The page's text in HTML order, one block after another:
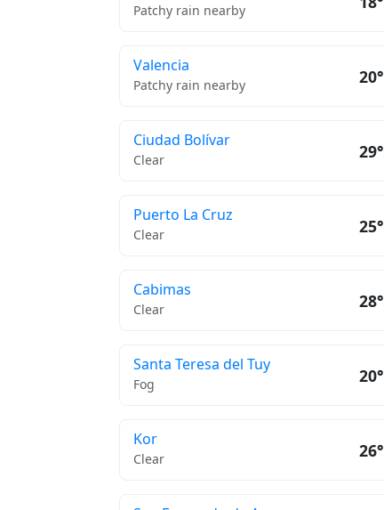
Patchy rain nearby
Valencia
Patchy rain nearby 20°
Ciudad Bolívar
Clear 29°
Puerto La Cruz
Clear 25°
Cabimas
Clear 28°
Santa Teresa del Tuy
Fog 20°
Kor
Clear 26°